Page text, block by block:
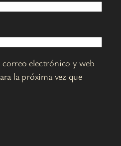
electrónico y web
la próxima vez que